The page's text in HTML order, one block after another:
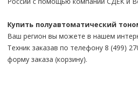
Купить полуавтоматический
Ваш регион вы можете в нашем
Техник заказав по телефону 8 (499)
форму заказа (корзину).